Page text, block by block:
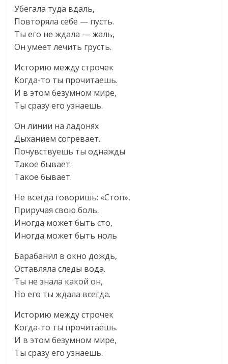
Убегала туда вдаль,
Повторяла себе — пусть.
Ты его не ждала — жаль,
Он умеет лечить грусть.
Историю между строчек
Когда-то ты прочитаешь.
И в этом безумном мире,
Ты сразу его узнаешь.
Он линии на ладонях
Дыханием согревает.
Почувствуешь ты однажды
Такое бывает.
Такое бывает.
Не всегда говоришь: «Стоп»,
Приручая свою боль.
Иногда может быть сто,
Иногда может быть ноль
Барабанил в окно дождь,
Оставляла следы вода.
Ты не знала какой он,
Но его ты ждала всегда.
Историю между строчек
Когда-то ты прочитаешь.
И в этом безумном мире,
Ты сразу его узнаешь.